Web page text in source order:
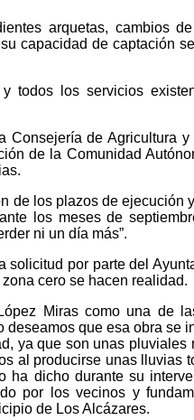
arquetas, cambios
capacidad de captación
todos los servicios
Consejería de Agricultura y
de la Comunidad
de los plazos de ejecución
los meses de
ni un día más”.
solicitud por parte del
cero se hacen realidad.
Miras como una de
que esa obra se
ya que son unas pluviales
al producirse unas lluvias
ha dicho durante su
por los vecinos y
de Los Alcázares.